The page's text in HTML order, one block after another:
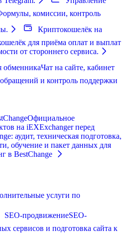
комиссии, контроль
Криптокошелёк на
для приёма оплат и выплат
от стороннего сервиса.
обменникаЧат на сайте, кабинет
и контроль поддержки
Официальное
на iEXExchanger перед
аудит, техническая подготовка,
обучение и пакет данных для
в BestChange
услуги по
SEO-продвижениеSEO-
сервисов и подготовка сайта к